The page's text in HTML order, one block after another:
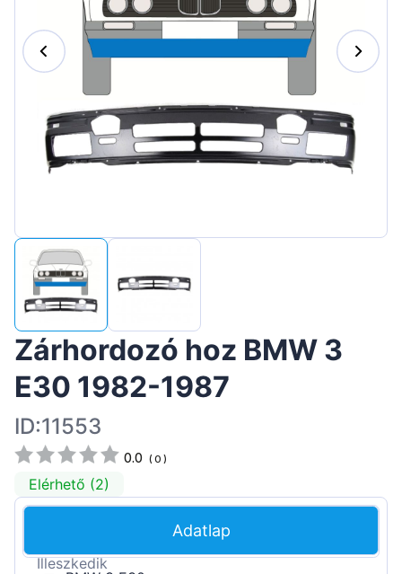
Suomen
Lietuvių
Slovenian
Latvian
Zárhordozó hoz BMW 3
E30 1982-1987
ID:11553
0.0 (0 )
Elérhető (2)
Adatlap
Illeszkedik